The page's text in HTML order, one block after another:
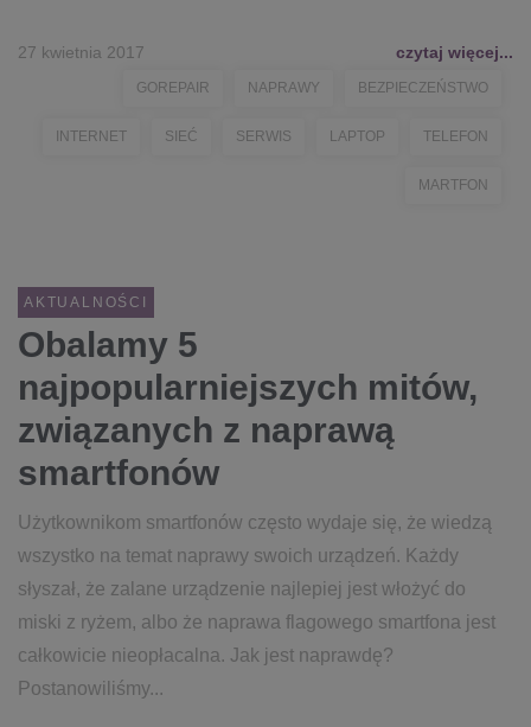
27 kwietnia 2017 czytaj więcej...
GOREPAIR NAPRAWY BEZPIECZEŃSTWO
INTERNET SIEĆ SERWIS LAPTOP TELEFON
MARTFON
AKTUALNOŚCI
Obalamy 5
najpopularniejszych mitów,
związanych z naprawą
smartfonów
Użytkownikom smartfonów często wydaje się, że wiedzą
wszystko na temat naprawy swoich urządzeń. Każdy
słyszał, że zalane urządzenie najlepiej jest włożyć do
miski z ryżem, albo że naprawa flagowego smartfona jest
całkowicie nieopłacalna. Jak jest naprawdę?
Postanowiliśmy...